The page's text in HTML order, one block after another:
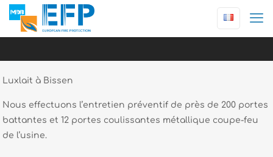
Luxlait à Bissen
Nous effectuons l’entretien préventif de près de 200 portes
battantes et 12 portes coulissantes métallique coupe-feu
de l’usine.